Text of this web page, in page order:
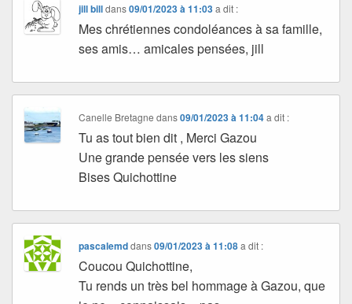
jill billdans09/01/2023 à 11:03 a dit :
Mes chrétiennes condoléances à sa famille,
ses amis… amicales pensées, jill
Canelle Bretagne dans09/01/2023 à 11:04 a dit :
Tu as tout bien dit , Merci Gazou
Une grande pensée vers les siens
Bises Quichottine
pascalemddans09/01/2023 à 11:08 a dit :
Coucou Quichottine,
Tu rends un très bel hommage à Gazou, que